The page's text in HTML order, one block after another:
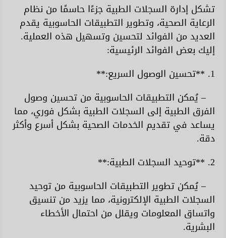
تشكل إدارة السجلات الطبية جزءًا حاسمًا من نظام
الرعاية الصحية، وتطوير التطبيقات الحاسوبية يقدم
العديد من الفوائد لتحسين وتسهيل هذه العملية.
إليك بعض الفوائد الرئيسية:
1. **تحسين الوصول السريع:**
– يُمكن التطبيقات الحاسوبية من تحسين وصول
الفرق الطبية إلى السجلات الطبية بشكل فوري، مما
يساعد في تقديم الخدمات الصحية بشكل أسرع وأكثر
دقة.
2. **توحيد السجلات الطبية:**
– يُمكن تطوير التطبيقات الحاسوبية من توحيد
السجلات الطبية الإلكترونية، مما يزيد من تنسيق
واتساق المعلومات ويقلل من احتمال الأخطاء
البشرية.